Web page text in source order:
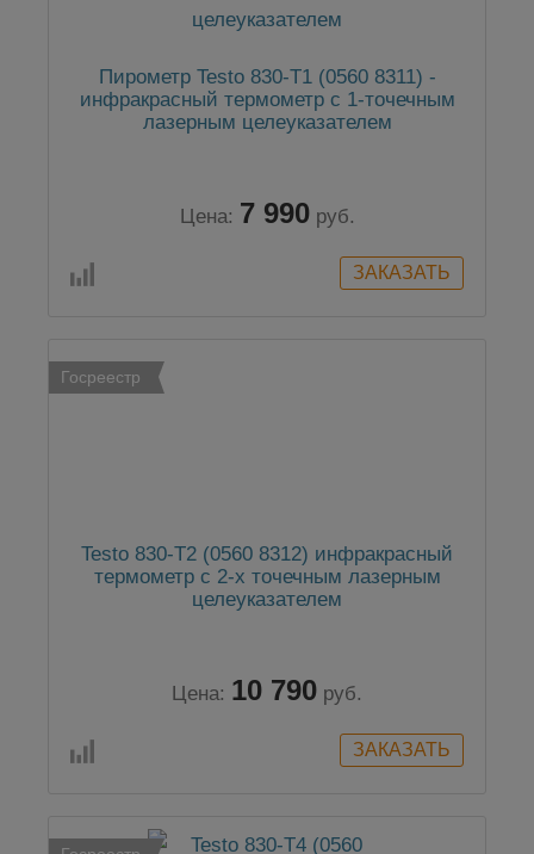
Пирометр Testo 830-T1 (0560 8311) -
инфракрасный термометр с 1-точечным
лазерным целеуказателем
Цена: 7 990 руб.
Госреестр
Testo 830-T2 (0560 8312) инфракрасный
термометр с 2-х точечным лазерным
целеуказателем
Цена: 10 790 руб.